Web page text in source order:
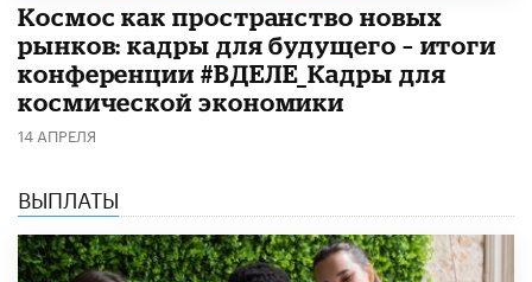
Космос как пространство новых
рынков: кадры для будущего – итоги
конференции #ВДЕЛЕ_Кадры для
космической экономики
14 АПРЕЛЯ
ВЫПЛАТЫ